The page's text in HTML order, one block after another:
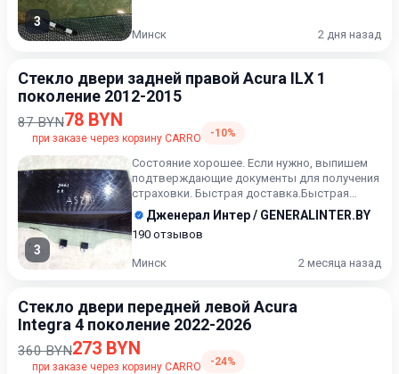
3
Минск 2 дня назад
Стекло двери задней правой Acura ILX 1
поколение 2012-2015
87 BYN78 BYN
при заказе через корзину CARRO -10%
3
Состояние хорошее. Если нужно, выпишем
подтверждающие документы для получения
страховки. Быстрая доставка.Быстрая
доставка в любую точку. Во...
Дженерал Интер / GENERALINTER.BY
190 отзывов
Минск 2 месяца назад
Стекло двери передней левой Acura
Integra 4 поколение 2022-2026
360 BYN273 BYN
при заказе через корзину CARRO -24%